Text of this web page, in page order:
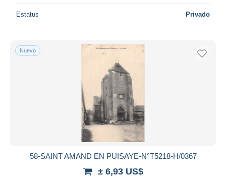
Estatus Privado
Nuevo
58-SAINT AMAND EN PUISAYE-N°T5218-H/0367
± 6,93 US$